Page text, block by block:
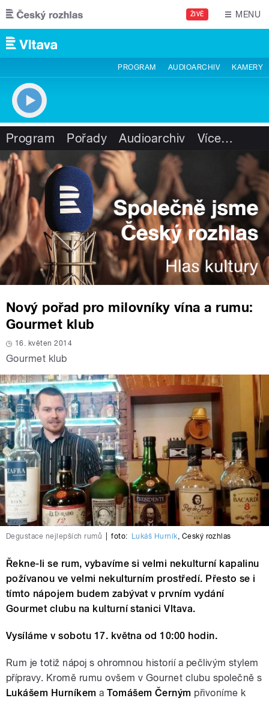
Přejít k hlavnímu obsahu
ŽIVĚ MENU
PROGRAM AUDIOARCHIV KAMERY
Program Pořady Audioarchiv Více…
Nový pořad pro milovníky vína a rumu:
Gourmet klub
16. květen 2014
Gourmet klub
Degustace nejlepších rumů foto: Lukáš Hurník Český rozhlas
Řekne-li se rum, vybavíme si velmi nekulturní kapalinu
požívanou ve velmi nekulturním prostředí. Přesto se i
tímto nápojem budem zabývat v prvním vydání
Gourmet clubu na kulturní stanici Vltava.
Vysíláme v sobotu 17. května od 10:00 hodin.
Rum je totiž nápoj s ohromnou historií a pečlivým stylem
přípravy. Kromě rumu ovšem v Gournet clubu společně s
Lukášem Hurníkem aTomášem Černým přivoníme k